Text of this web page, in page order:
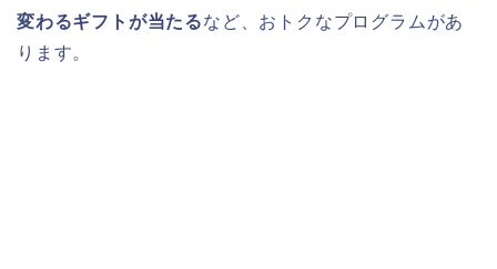
変わるギフトが当たるなど、おトクなプログラムがあ
ります。